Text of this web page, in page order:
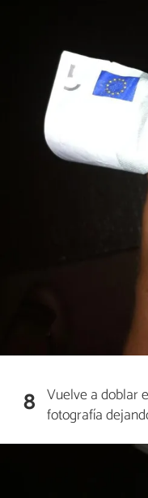
8 Vuelve a doblar
fotografía